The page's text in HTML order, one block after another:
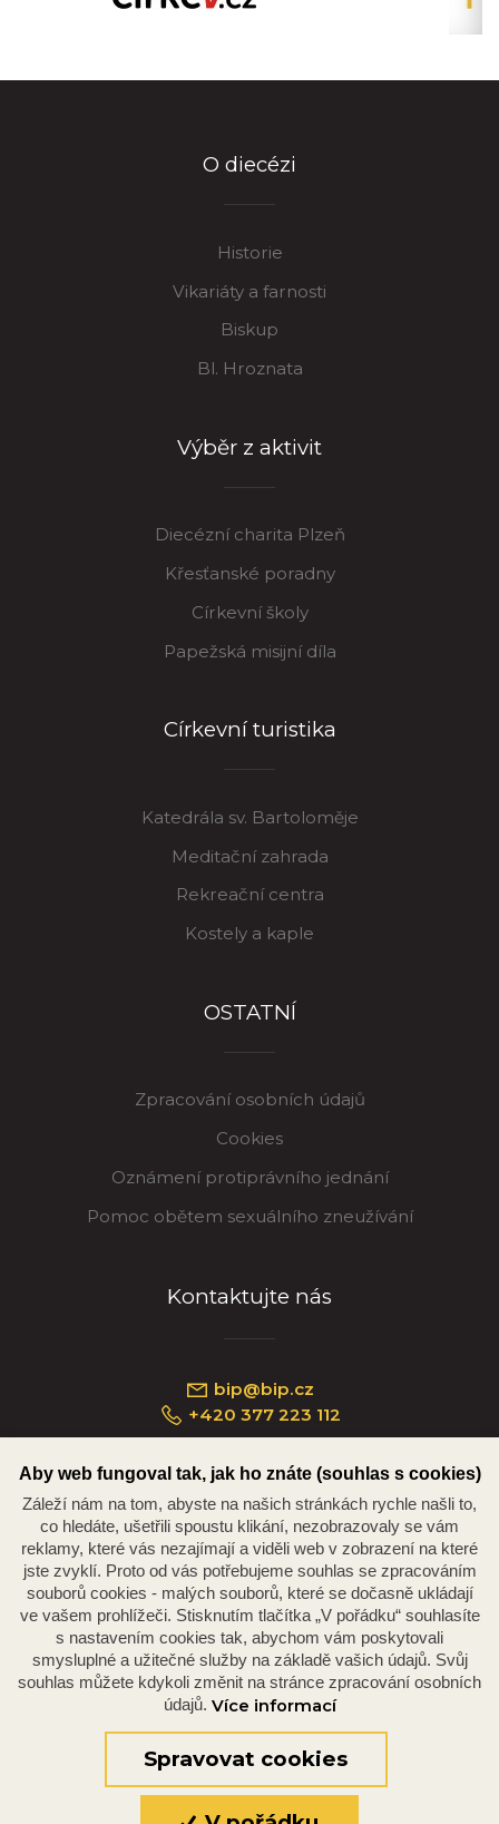
O diecézi
Historie
Vikariáty a farnosti
Biskup
Bl. Hroznata
Výběr z aktivit
Diecézní charita Plzeň
Křesťanské poradny
Církevní školy
Papežská misijní díla
Církevní turistika
Katedrála sv. Bartoloměje
Meditační zahrada
Rekreační centra
Kostely a kaple
OSTATNÍ
Zpracování osobních údajů
Cookies
Oznámení protiprávního jednání
Pomoc obětem sexuálního zneužívání
Kontaktujte nás
bip@bip.cz
+420 377 223 112
Náměstí Republiky 234/35, 301 00 Plzeň
Aby web fungoval tak, jak ho znáte (souhlas s cookies)
Záleží nám na tom, abyste na našich stránkách rychle našli to,
co hledáte, ušetřili spoustu klikání, nezobrazovaly se vám
reklamy, které vás nezajímají a viděli web v zobrazení na které
jste zvyklí. Proto od vás potřebujeme souhlas se zpracováním
souborů cookies - malých souborů, které se dočasně ukládají
ve vašem prohlížeči. Stisknutím tlačítka „V pořádku“ souhlasíte
s nastavením cookies tak, abychom vám poskytovali
smysluplné a užitečné služby na základě vašich údajů. Svůj
souhlas můžete kdykoli změnit na stránce zpracování osobních
údajů. Více informací
Spravovat cookies